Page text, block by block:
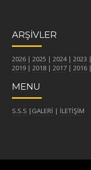
ARŞİVLER
2026| 2025 | 2024| 2023 |
2019| 2018| 2017| 2016|
MENU
S.S.S | GALERİ | İLETİŞİM